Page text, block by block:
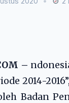
–
2014-
Badan